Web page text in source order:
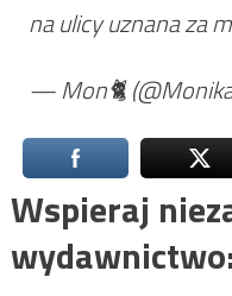
na ulicy uznana za
— Mon🐈
Wspieraj
wydawnictwo: